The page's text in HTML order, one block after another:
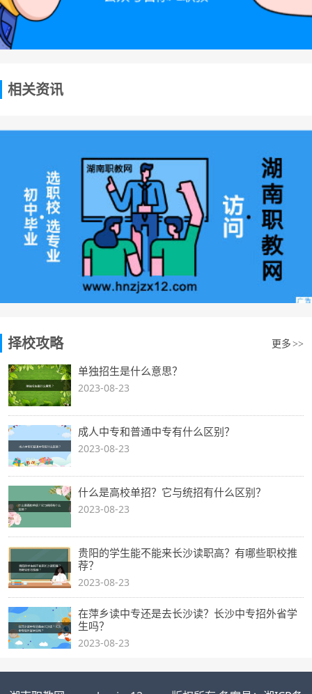
相关资讯
择校攻略 更多 >>
单独招生是什么意思？
2023-08-23
成人中专和普通中专有什么区别？
2023-08-23
什么是高校单招？它与统招有什么区别？
2023-08-23
贵阳的学生能不能来长沙读职高？有哪些职校推
荐？
2023-08-23
在萍乡读中专还是去长沙读？长沙中专招外省学
生吗？
2023-08-23